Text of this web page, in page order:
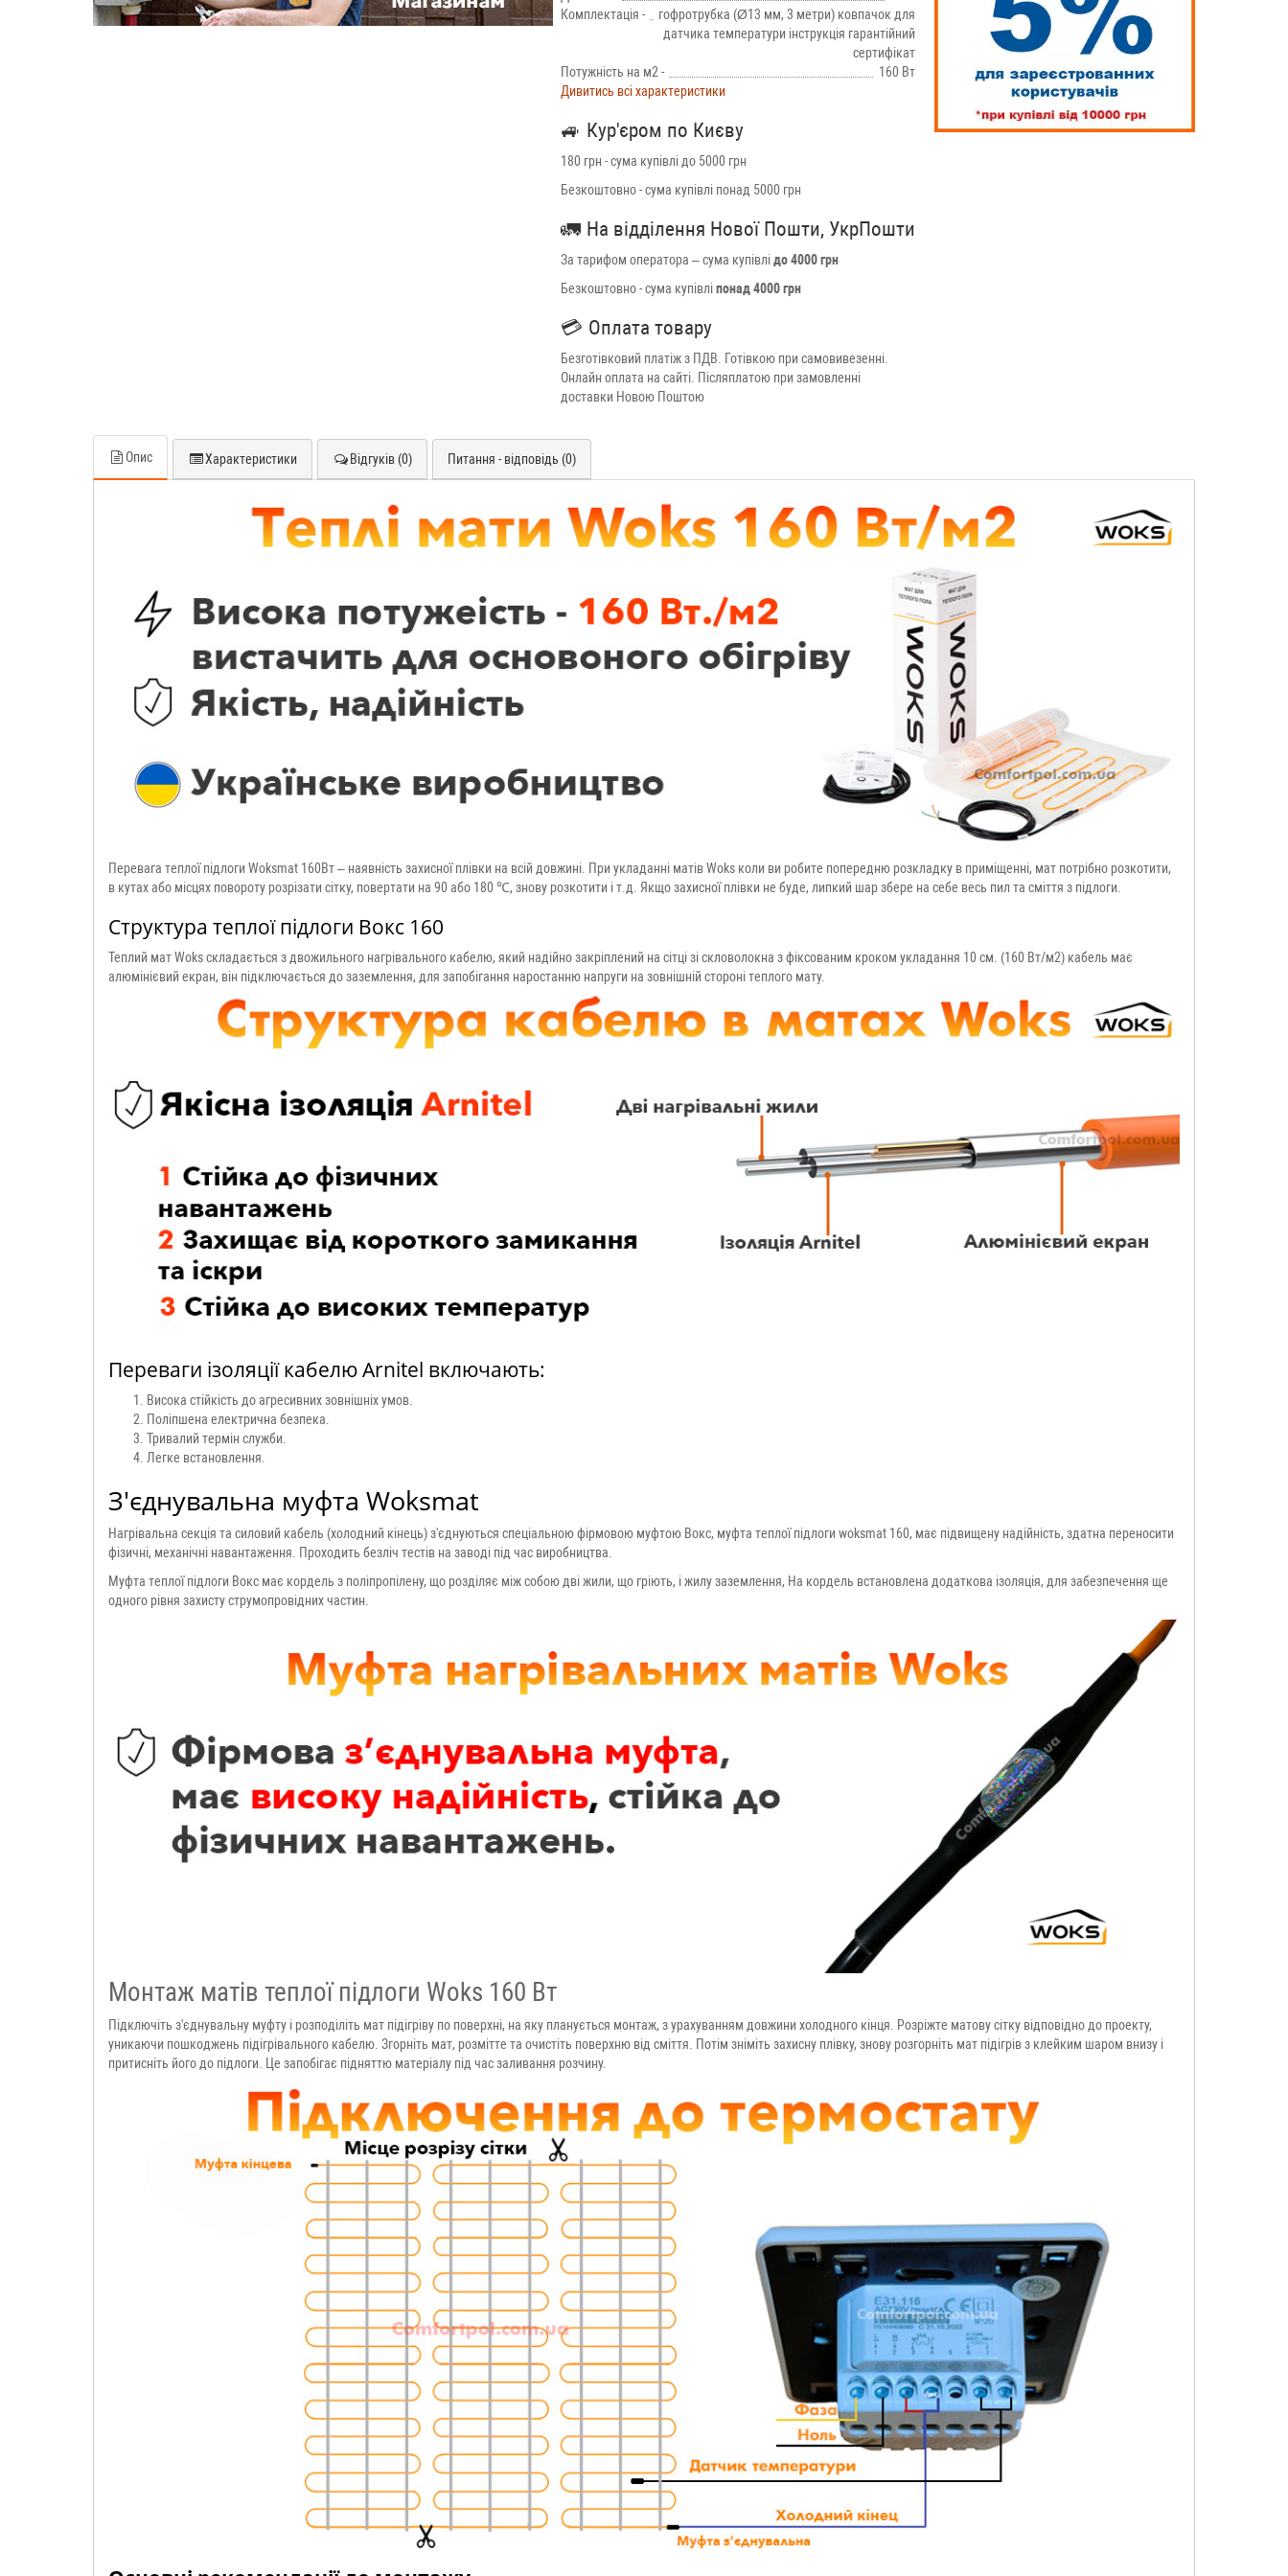
Комплектація -
гофротрубка (Ø13 мм, 3 метри) ковпачок для
датчика температури інструкція гарантійний
сертифікат
Потужність на м2 -
160 Вт
Дивитись всі характеристики
🚙 Кур'єром по Києву
180 грн - сума купівлі до 5000 грн
Безкоштовно - сума купівлі понад 5000 грн
🚛 На відділення Нової Пошти, УкрПошти
За тарифом оператора – сума купівлідо 4000 грн
Безкоштовно - сума купівліпонад 4000 грн
💳 Оплата товару
Безготівковий платіж з ПДВ. Готівкою при самовивезенні.
Онлайн оплата на сайті. Післяплатою при замовленні
доставки Новою Поштою
Опис Характеристики Відгуків (0) Питання - відповідь (0)
Перевага теплої підлоги Woksmat 160Вт – наявність захисної плівки на всій довжині. При укладанні матів Woks коли ви робите попередню розкладку в приміщенні, мат потрібно розкотити,
в кутах або місцях повороту розрізати сітку, повертати на 90 або 180 ℃, знову розкотити і т.д. Якщо захисної плівки не буде, липкий шар збере на себе весь пил та сміття з підлоги.
Структура теплої підлоги Вокс 160
Теплий мат Woks складається з двожильного нагрівального кабелю, який надійно закріплений на сітці зі скловолокна з фіксованим кроком укладання 10 см. (160 Вт/м2) кабель має
алюмінієвий екран, він підключається до заземлення, для запобігання наростанню напруги на зовнішній стороні теплого мату.
Переваги ізоляції кабелю Arnitel включають:
Висока стійкість до агресивних зовнішніх умов.
Поліпшена електрична безпека.
Тривалий термін служби.
Легке встановлення.
З'єднувальна муфта Woksmat
Нагрівальна секція та силовий кабель (холодний кінець) з'єднуються спеціальною фірмовою муфтою Вокс, муфта теплої підлоги woksmat 160, має підвищену надійність, здатна переносити
фізичні, механічні навантаження. Проходить безліч тестів на заводі під час виробництва.
Муфта теплої підлоги Вокс має кордель з поліпропілену, що розділяє між собою дві жили, що гріють, і жилу заземлення, На кордель встановлена додаткова ізоляція, для забезпечення ще
одного рівня захисту струмопровідних частин.
Монтаж матів теплої підлоги Woks 160 Вт
Підключіть з'єднувальну муфту і розподіліть мат підігріву по поверхні, на яку планується монтаж, з урахуванням довжини холодного кінця. Розріжте матову сітку відповідно до проекту,
уникаючи пошкоджень підігрівального кабелю. Згорніть мат, розмітте та очистіть поверхню від сміття. Потім зніміть захисну плівку, знову розгорніть мат підігрів з клейким шаром внизу і
притисніть його до підлоги. Це запобігає підняттю матеріалу під час заливання розчину.